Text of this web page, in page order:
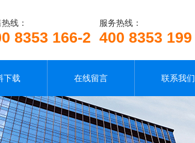
服务热线：
400 8353 199
线：
8353 166-2
下载 在线留言 联系我们